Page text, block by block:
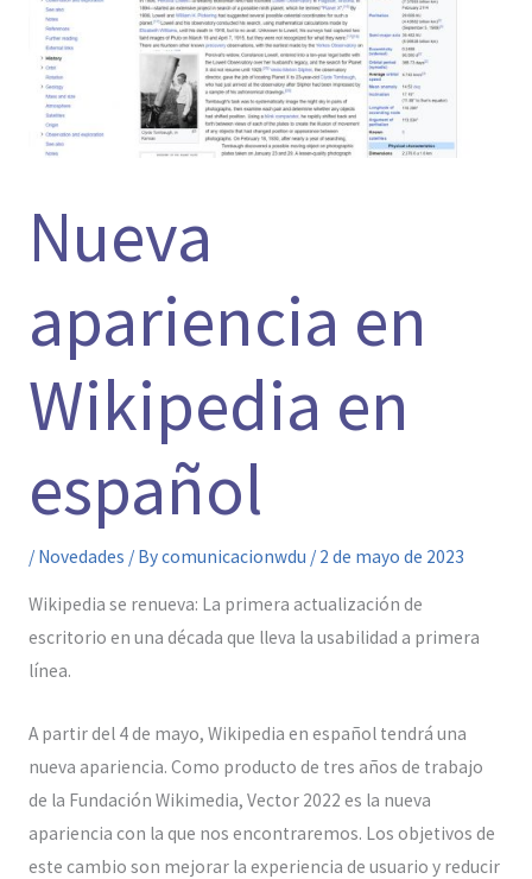
Nueva
apariencia en
Wikipedia en
español
/ Novedades / Bycomunicacionwdu / 2 de mayo de 2023
Wikipedia se renueva: La primera actualización de
escritorio en una década que lleva la usabilidad a primera
línea.
A partir del 4 de mayo, Wikipedia en español tendrá una
nueva apariencia. Como producto de tres años de trabajo
de la Fundación Wikimedia, Vector 2022 es la nueva
apariencia con la que nos encontraremos. Los objetivos de
este cambio son mejorar la experiencia de usuario y reducir